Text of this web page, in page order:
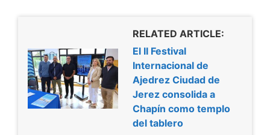
RELATED ARTICLE:
El II Festival
Internacional de
Ajedrez Ciudad de
Jerez consolida a
Chapín como templo
del tablero